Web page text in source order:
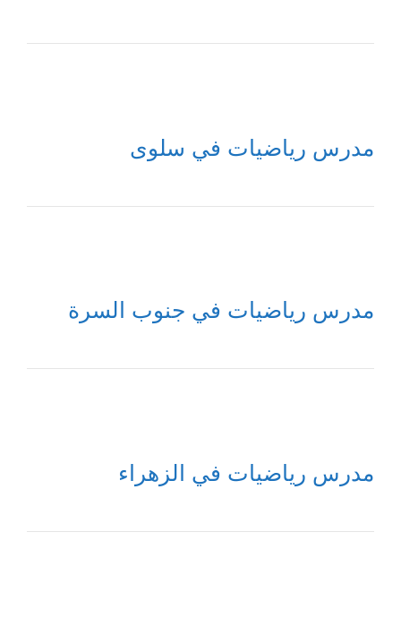
مدرس رياضيات في سلوى
مدرس رياضيات في جنوب السرة
مدرس رياضيات في الزهراء